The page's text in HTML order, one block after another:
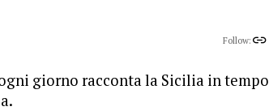
Follow:
giorno racconta la Sicilia in tempo